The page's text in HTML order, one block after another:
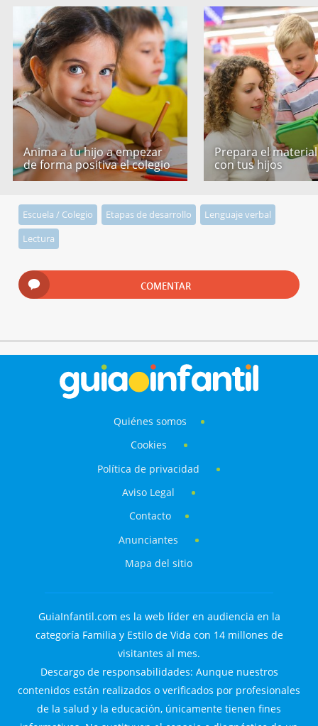
Anima a tu hijo a empezar
de forma positiva el colegio
Prepara el
con tus hijos
Escuela / Colegio Etapas de desarrollo
Lenguaje verbal
Lectura
COMENTAR
Quiénes somos
Cookies
Política de privacidad
Aviso Legal
Contacto
Anunciantes
Mapa del sitio
GuiaInfantil.com es la web líder en audiencia en la
categoría Familia y Estilo de Vida con 14 millones de
visitantes al mes.
Descargo de responsabilidades: Aunque nuestros
contenidos están realizados o verificados por profesionales
de la salud y la educación, únicamente tienen fines